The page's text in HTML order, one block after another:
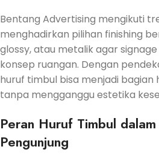
Bentang Advertising mengikuti
menghadirkan pilihan finishing
glossy, atau metalik agar
konsep ruangan. Dengan
huruf timbul bisa menjadi bagian
tanpa mengganggu estetika
Peran Huruf Timbul
Pengunjung